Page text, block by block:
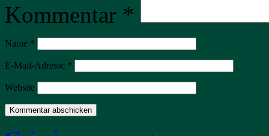
Kommentar *
Name *
E-Mail-Adresse *
Website